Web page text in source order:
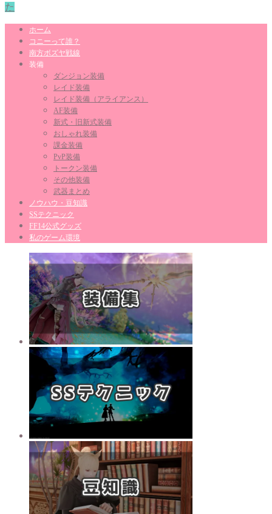
た
ホーム
コニーって誰？
南方ボズヤ戦線
装備
ダンジョン装備
レイド装備
レイド装備（アライアンス）
AF装備
新式・旧新式装備
おしゃれ装備
課金装備
PvP装備
トークン装備
その他装備
武器まとめ
ノウハウ・豆知識
SSテクニック
FF14公式グッズ
私のゲーム環境